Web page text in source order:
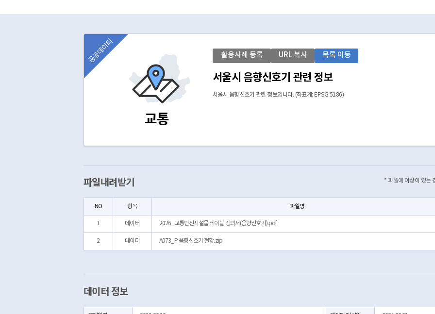
교통
공공데이터 활용사례 등록 URL 복사 목록 이동
서울시 음향신호기 관련 정보
서울시 음향신호기 관련 정보입니다. (좌표계: EPSG:5186)
파일내려받기 * 파일에 이상이 있는
NO 항목 파일명
1 데이터 2026_교통안전시설물 테이블 정의서(음향신호기).pdf
2 데이터 A073_P 음향신호기 현황.zip
데이터 정보